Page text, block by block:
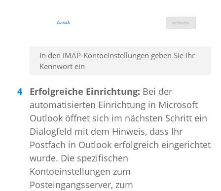
In den IMAP-Kontoeinstellungen geben Sie Ihr
Kennwort ein
Erfolgreiche Einrichtung: Bei der
automatisierten Einrichtung in Microsoft
Outlook öffnet sich im nächsten Schritt ein
Dialogfeld mit dem Hinweis, dass Ihr
Postfach in Outlook erfolgreich eingerichtet
wurde. Die spezifischen
Kontoeinstellungen zum
Posteingangsserver, zum